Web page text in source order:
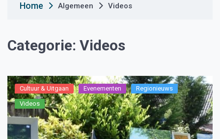
Home Algemeen Videos
Categorie: Videos
Cultuur & Uitgaan Evenementen Regionieuws
Videos